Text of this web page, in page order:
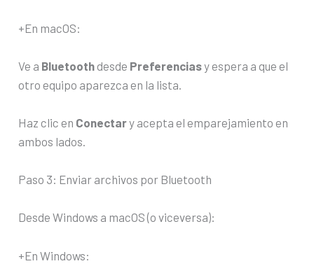
+En macOS:
Ve a Bluetooth desde Preferenciasy espera a que el
otro equipo aparezca en la lista.
Haz clic en Conectary acepta el emparejamiento en
ambos lados.
Paso 3: Enviar archivos por Bluetooth
Desde Windows a macOS (o viceversa):
+En Windows: